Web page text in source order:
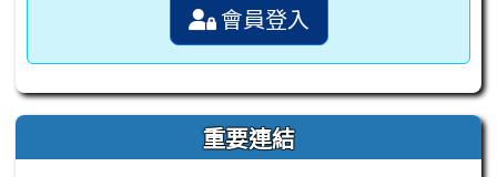
會員登入
重要連結